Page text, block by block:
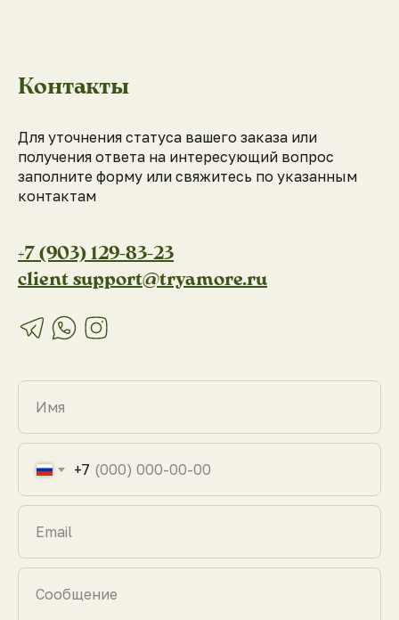
Контакты
Для уточнения статуса вашего заказа или
получения ответа на интересующий вопрос
заполните форму или свяжитесь по указанным
контактам
+7 (903) 129-83-23
client_support@tryamore.ru
Имя
+7
Email
Сообщение